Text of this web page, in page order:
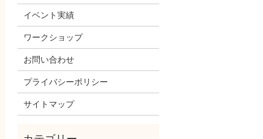
イベント実績
ワークショップ
お問い合わせ
プライバシーポリシー
サイトマップ